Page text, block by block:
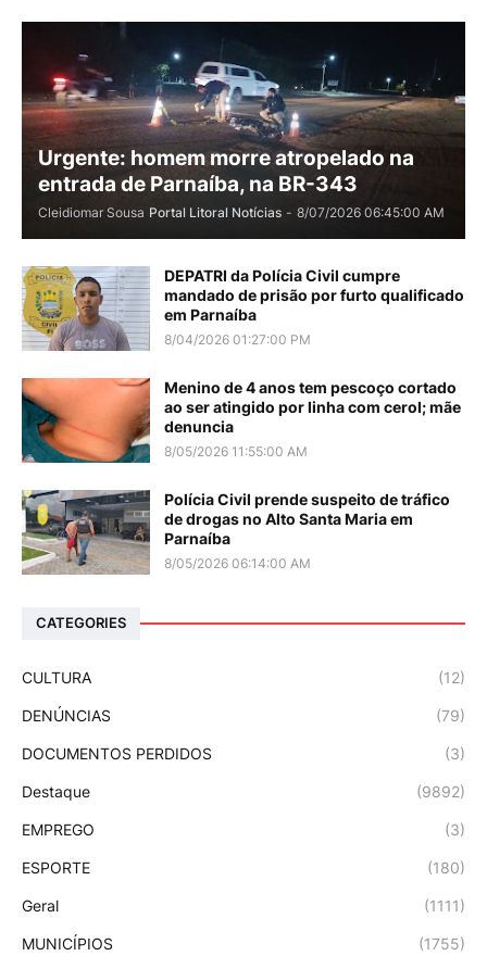
Urgente: homem morre atropelado na
entrada de Parnaíba, na BR-343
Cleidiomar Sousa Portal Litoral Notícias - 8/07/2026 06:45:00 AM
DEPATRI da Polícia Civil cumpre
mandado de prisão por furto qualificado
em Parnaíba
8/04/2026 01:27:00 PM
Menino de 4 anos tem pescoço cortado
ao ser atingido por linha com cerol; mãe
denuncia
8/05/2026 11:55:00 AM
Polícia Civil prende suspeito de tráfico
de drogas no Alto Santa Maria em
Parnaíba
8/05/2026 06:14:00 AM
CATEGORIES
CULTURA (12)
DENÚNCIAS (79)
DOCUMENTOS PERDIDOS (3)
Destaque (9892)
EMPREGO (3)
ESPORTE (180)
Geral (1111)
MUNICÍPIOS (1755)